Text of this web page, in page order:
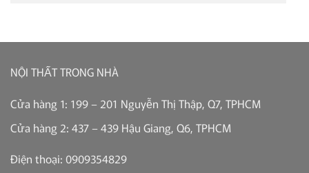
NỘI THẤT TRONG NHÀ
Cửa hàng 1: 199 – 201 Nguyễn Thị Thập, Q7, TPHCM
Cửa hàng 2: 437 – 439 Hậu Giang, Q6, TPHCM
Điện thoại: 0909354829